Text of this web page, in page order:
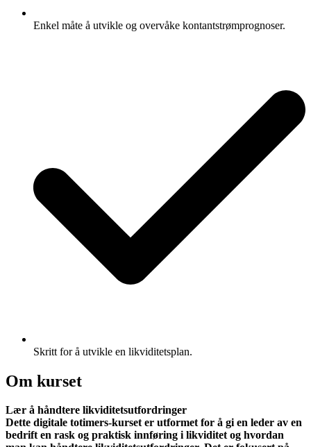
Enkel måte å utvikle og overvåke kontantstrømprognoser.
Skritt for å utvikle en likviditetsplan.
Om kurset
Lær å håndtere likviditetsutfordringer
Dette digitale totimers-kurset er utformet for å gi en leder av en
bedrift en rask og praktisk innføring i likviditet og hvordan